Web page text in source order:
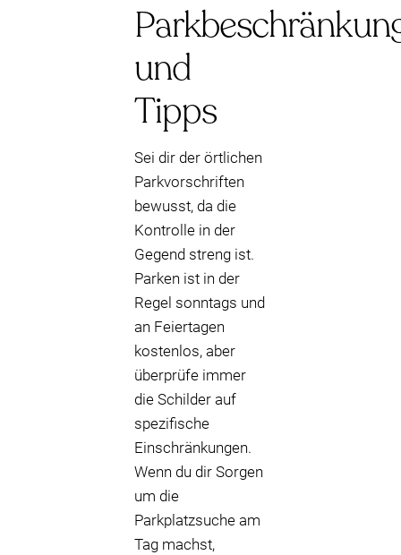
und
Tipps
Sei dir der örtlichen
Parkvorschriften
bewusst, da die
Kontrolle in der
Gegend streng ist.
Parken ist in der
Regel sonntags und
an Feiertagen
kostenlos, aber
überprüfe immer
die Schilder auf
spezifische
Einschränkungen.
Wenn du dir Sorgen
um die
Parkplatzsuche am
Tag machst,